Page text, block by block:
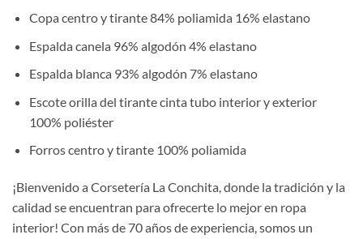
Copa centro y tirante 84% poliamida 16% elastano
Espalda canela 96% algodón 4% elastano
Espalda blanca 93% algodón 7% elastano
Escote orilla del tirante cinta tubo interior y exterior
100% poliéster
Forros centro y tirante 100% poliamida
¡Bienvenido a Corsetería La Conchita, donde la tradición y la
calidad se encuentran para ofrecerte lo mejor en ropa
interior! Con más de 70 años de experiencia, somos un